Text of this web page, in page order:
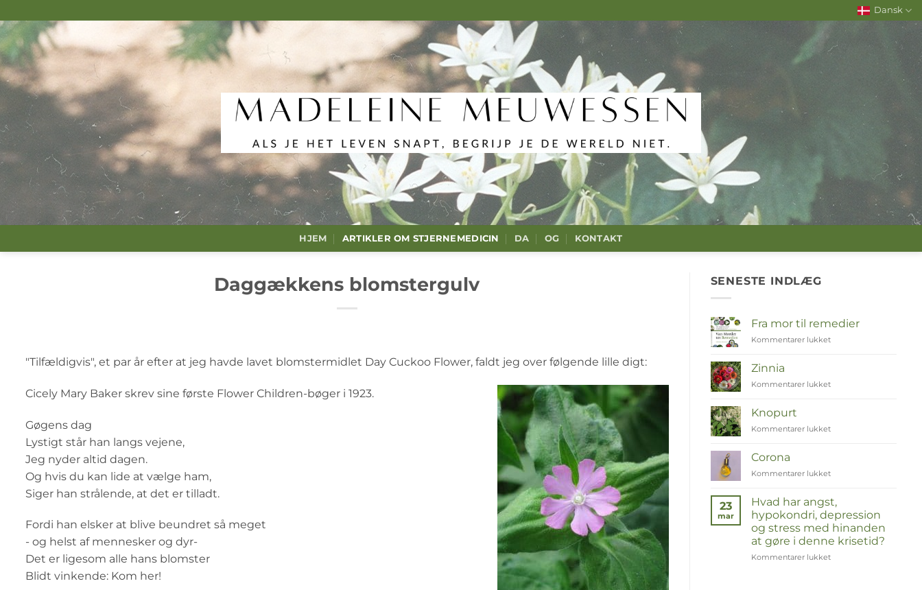
til
indhold
Dansk
HJEM ARTIKLER OM STJERNEMEDICIN DA OG KONTAKT
Daggækkens blomstergulv
"Tilfældigvis", et par år efter at jeg havde lavet blomstermidlet Day Cuckoo Flower, faldt jeg over følgende lille digt:
Cicely Mary Baker skrev sine første Flower Children-bøger i 1923.
Gøgens dag
Lystigt står han langs vejene,
Jeg nyder altid dagen.
Og hvis du kan lide at vælge ham,
Siger han strålende, at det er tilladt.
Fordi han elsker at blive beundret så meget
- og helst af mennesker og dyr-
Det er ligesom alle hans blomster
Blidt vinkende: Kom her!
SENESTE INDLÆG
Fra mor til remedier
Kommentarer lukkettil
Remedies
Zinnia
Kommentarer lukkettil
Knopurt
Kommentarer lukkettil
Corona
Kommentarer lukkettil
23
mar
Hvad har angst,
hypokondri, depression
og stress med hinanden
at gøre i denne krisetid?
Kommentarer lukkettil